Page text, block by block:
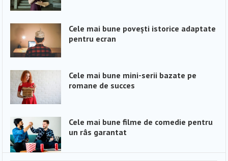
Cele mai bune povești istorice adaptate
pentru ecran
Cele mai bune mini-serii bazate pe
romane de succes
Cele mai bune filme de comedie pentru
un râs garantat